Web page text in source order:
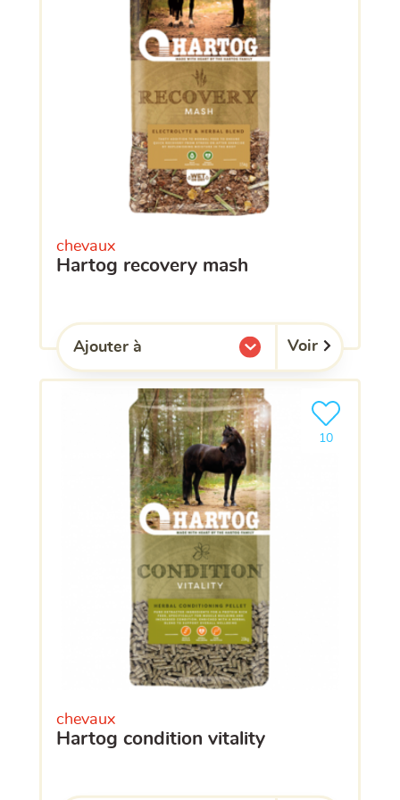
chevaux
hartog recovery mash
Ajouter à
l'une de mes listes. Voir
chevaux
hartog condition vitality
10
Ajouter le
clients ont